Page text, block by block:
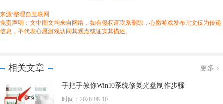
来源:整理自互联网
免责声明：文中图文均来自网络，如有侵权请联系删除，心愿游戏发布此文仅为传递
信息，不代表心愿游戏认同其观点或证实其描述。
相关文章 更多
手把手教你Win10系统修复光盘制作步骤
时间：2026-08-10